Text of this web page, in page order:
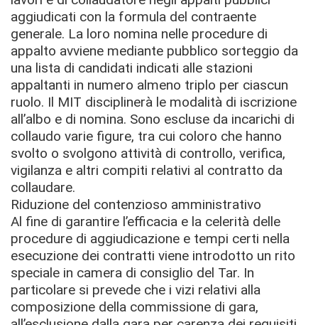
aggiudicati con la formula del contraente
generale. La loro nomina nelle procedure di
appalto avviene mediante pubblico sorteggio da
una lista di candidati indicati alle stazioni
appaltanti in numero almeno triplo per ciascun
ruolo. Il MIT disciplinerà le modalità di iscrizione
all’albo e di nomina. Sono escluse da incarichi di
collaudo varie figure, tra cui coloro che hanno
svolto o svolgono attività di controllo, verifica,
vigilanza e altri compiti relativi al contratto da
collaudare.
Riduzione del contenzioso amministrativo
Al fine di garantire l’efficacia e la celerità delle
procedure di aggiudicazione e tempi certi nella
esecuzione dei contratti viene introdotto un rito
speciale in camera di consiglio del Tar. In
particolare si prevede che i vizi relativi alla
composizione della commissione di gara,